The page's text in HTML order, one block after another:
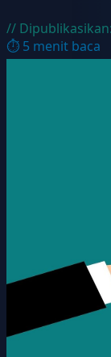
// Dipublikasikan:
⏱ 5 menit baca